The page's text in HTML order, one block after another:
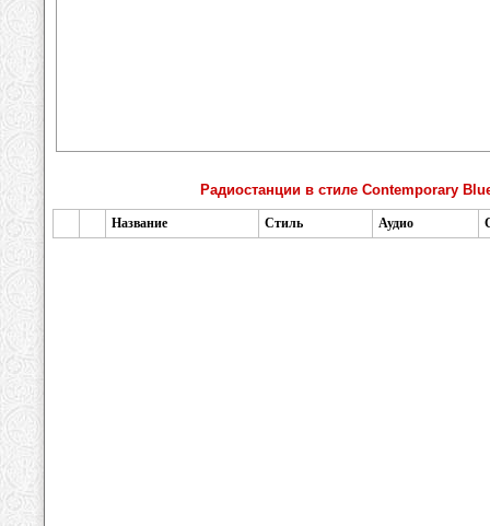
Радиостанции в стиле Contemporary
Название Стиль Аудио